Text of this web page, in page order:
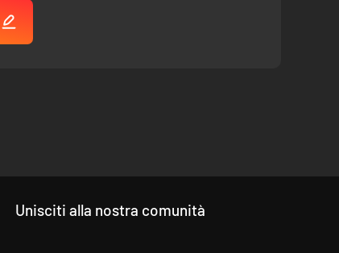
Unisciti alla nostra comunità